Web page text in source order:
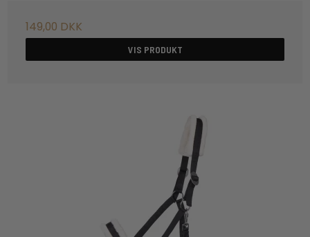
149,00 DKK
VIS PRODUKT